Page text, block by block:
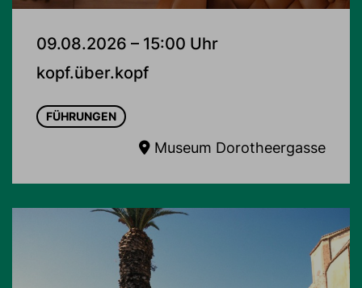
09.08.2026 – 15:00 Uhr
kopf.über.kopf
FÜHRUNGEN
Museum Dorotheergasse